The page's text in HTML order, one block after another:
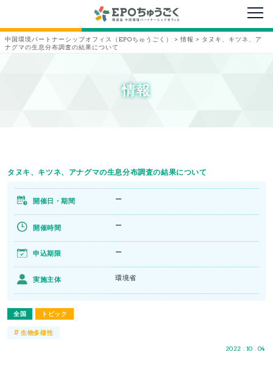
メニ
中国環境パートナーシップオフィス（EPOちゅうごく） > 情報 > タヌキ、キツネ、ア
ナグマの生息分布調査の結果について
情報
タヌキ、キツネ、アナグマの生息分布調査の結果について
全国 トピック
2022 . 10 . 04
開催日・期間 ー
開催時間 ー
申込期限 ー
実施主体 環境省
#生物多様性